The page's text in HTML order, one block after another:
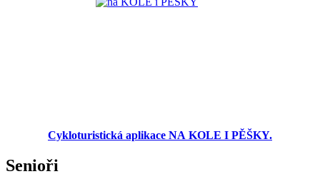
Cykloturistická aplikace NA KOLE I PĚŠKY.
Senioři